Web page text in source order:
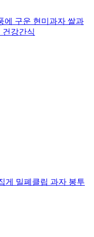
에 구운 현미과자 쌀과
건강간식
게 밀폐클립 과자 봉투